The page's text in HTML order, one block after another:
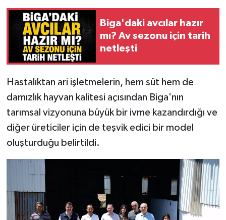
Biga'daki avcılar hazır
mı? Av sezonu için tarih
netleşti
Hastalıktan ari işletmelerin, hem süt hem de
damızlık hayvan kalitesi açısından Biga'nın
tarımsal vizyonuna büyük bir ivme kazandırdığı ve
diğer üreticiler için de teşvik edici bir model
oluşturduğu belirtildi.